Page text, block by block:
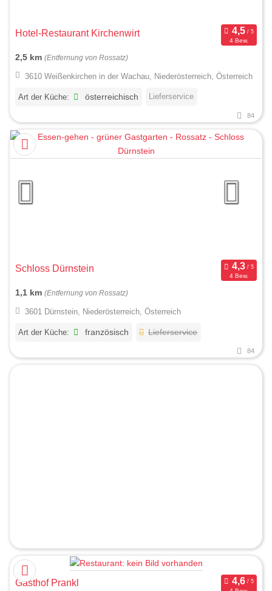
Hotel-Restaurant Kirchenwirt
4 Bew.
2,5 km (Entfernung von Rossatz)
3610 Weißenkirchen in der Wachau, Niederösterreich, Österreich
Art der Küche: österreichisch Lieferservice
84
Schloss Dürnstein
4 Bew.
1,1 km (Entfernung von Rossatz)
3601 Dürnstein, Niederösterreich, Österreich
Art der Küche: französisch Lieferservice
84
Gasthof Prankl